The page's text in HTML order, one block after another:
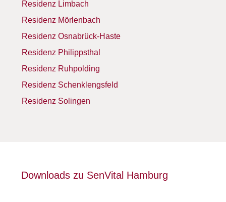
Residenz Limbach
Residenz Mörlenbach
Residenz Osnabrück-Haste
Residenz Philippsthal
Residenz Ruhpolding
Residenz Schenklengsfeld
Residenz Solingen
Downloads zu SenVital Hamburg